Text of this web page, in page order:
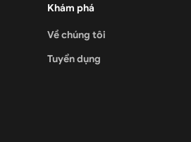
Khám phá
Về chúng tôi
Tuyển dụng